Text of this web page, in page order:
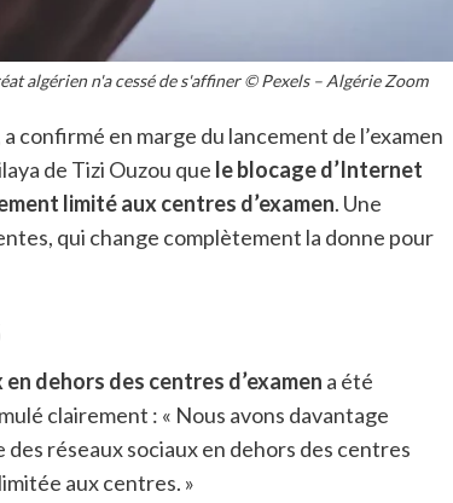
algérien n'a cessé de s'affiner © Pexels – Algérie Zoom
a confirmé en marge du lancement de l’examen
de Tizi Ouzou que le blocage d’Internet
limité aux centres d’examen. Une
qui change complètement la donne pour
dehors des centres d’examen a été
clairement : « Nous avons davantage
réseaux sociaux en dehors des centres
aux centres. »